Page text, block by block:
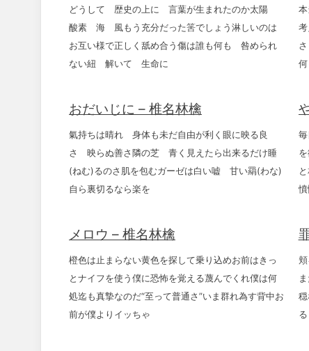
どうして 歴史の上に 言葉が生まれたのか太陽
酸素 海 風もう充分だった筈でしょう淋しいのは
お互い様で正しく舐め合う傷は誰も何も 咎められ
ない紐 解いて 生命に
おだいじに – 椎名林檎
氣持ちは晴れ 身体も未だ自由が利く眼に映る良
さ 映らぬ善さ隣の芝 青く見えたら出来るだけ睡
(ねむ)るのさ肌を包むガーゼは白い嘘 甘い羂(わな)
自ら裏切るなら楽を
メロウ – 椎名林檎
橙色は止まらない黄色を探して乗り込めお前はきっ
とナイフを使う僕に恐怖を覚える蔑んでくれ僕は何
処迄も真摯なのだ“至って普通さ”いま群れ為す背中お
前が僕よりイッちゃ